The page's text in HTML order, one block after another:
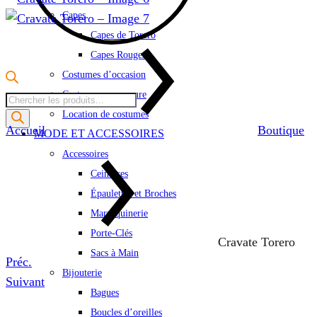
Capes
Capes de Torero
Capes Rouges
Costumes d’occasion
Costumes sur mesure
Location de costumes
MODE ET ACCESSOIRES
Accessoires
Ceintures
Épaulettes et Broches
Marroquinerie
Porte-Clés
Sacs à Main
Bijouterie
Bagues
Boucles d’oreilles
Recherche
de
produits
Accueil Boutique
Cravate Torero
Product
navigation
Préc.
Suivant